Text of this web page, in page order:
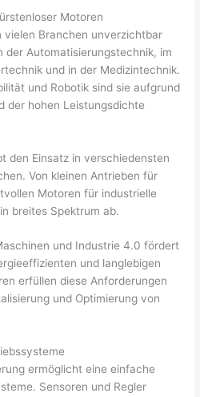
Motoren
vielen Branchen unverzichtbar
der Automatisierungstechnik, im
und in der Medizintechnik.
und Robotik sind sie aufgrund
der hohen Leistungsdichte
den Einsatz in verschiedensten
Von kleinen Antrieben für
Motoren für industrielle
breites Spektrum ab.
und Industrie 4.0 fördert
und langlebigen
erfüllen diese Anforderungen
und Optimierung von
ermöglicht eine einfache
Sensoren und Regler